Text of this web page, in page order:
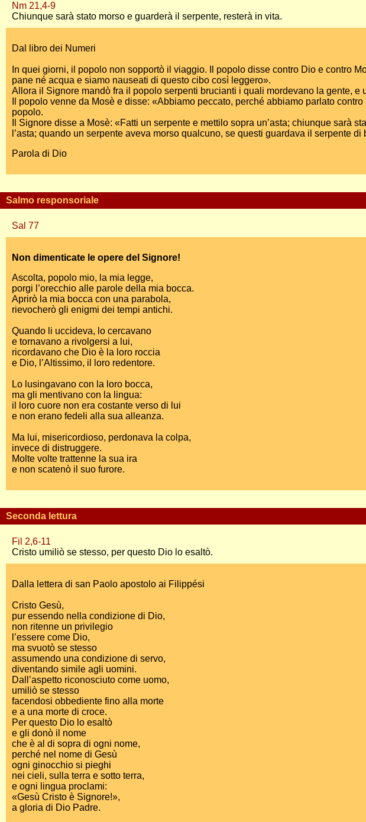
Nm 21,4-9
Chiunque sarà stato morso e guarderà il serpente, resterà in vita.
Dal libro dei Numeri
In quei giorni, il popolo non sopportò il viaggio. Il popolo disse contro Dio e contro
pane né acqua e siamo nauseati di questo cibo così leggero».
Allora il Signore mandò fra il popolo serpenti brucianti i quali mordevano la gente, e
Il popolo venne da Mosè e disse: «Abbiamo peccato, perché abbiamo parlato
popolo.
Il Signore disse a Mosè: «Fatti un serpente e mettilo sopra un’asta; chiunque sarà
l’asta; quando un serpente aveva morso qualcuno, se questi guardava il serpente di
Parola di Dio
Salmo responsoriale
Sal 77
Non dimenticate le opere del Signore!
Ascolta, popolo mio, la mia legge,
porgi l’orecchio alle parole della mia bocca.
Aprirò la mia bocca con una parabola,
rievocherò gli enigmi dei tempi antichi.
Quando li uccideva, lo cercavano
e tornavano a rivolgersi a lui,
ricordavano che Dio è la loro roccia
e Dio, l’Altissimo, il loro redentore.
Lo lusingavano con la loro bocca,
ma gli mentivano con la lingua:
il loro cuore non era costante verso di lui
e non erano fedeli alla sua alleanza.
Ma lui, misericordioso, perdonava la colpa,
invece di distruggere.
Molte volte trattenne la sua ira
e non scatenò il suo furore.
Seconda lettura
Fil 2,6-11
Cristo umiliò se stesso, per questo Dio lo esaltò.
Dalla lettera di san Paolo apostolo ai Filippési
Cristo Gesù,
pur essendo nella condizione di Dio,
non ritenne un privilegio
l’essere come Dio,
ma svuotò se stesso
assumendo una condizione di servo,
diventando simile agli uomini.
Dall’aspetto riconosciuto come uomo,
umiliò se stesso
facendosi obbediente fino alla morte
e a una morte di croce.
Per questo Dio lo esaltò
e gli donò il nome
che è al di sopra di ogni nome,
perché nel nome di Gesù
ogni ginocchio si pieghi
nei cieli, sulla terra e sotto terra,
e ogni lingua proclami:
«Gesù Cristo è Signore!»,
a gloria di Dio Padre.